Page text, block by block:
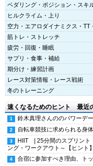
ペダリング・ポジション・スキ
ヒルクライム・上り
空力・エアロダイナミクス・TT
筋トレ・ストレッチ
疲労・回復・睡眠
サプリ・食事・補給
期分け・練習計画
レース対策情報・レース戦術
冬のトレーニング
速くなるためのヒント 最近
鈴木真理さんののパワーデ
自転車競技に求められる身
HIIT | 25分間のスプリント
ング・ワークアウト～【ヒント
合宿に参加すべき理由、ト